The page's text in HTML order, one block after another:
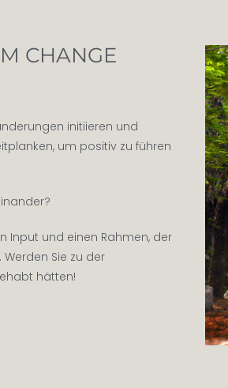
CHANGE
initiieren und
um positiv zu führen
Input und einen Rahmen, der
Sie zu der
hätten!